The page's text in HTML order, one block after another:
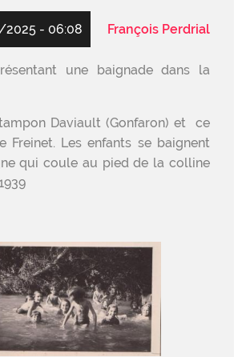
2025 - 06:08 François Perdrial
une baignade dans la
Daviault (Gonfaron) et ce
Freinet. Les enfants se baignent
qui coule au pied de la colline